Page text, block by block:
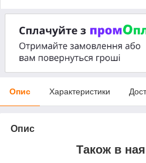
Опис Характеристики
Опис
Також в